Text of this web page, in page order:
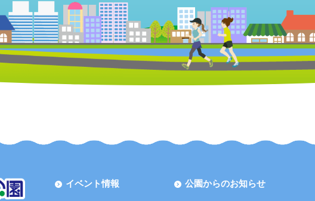
イベント情報 公園からのお知らせ